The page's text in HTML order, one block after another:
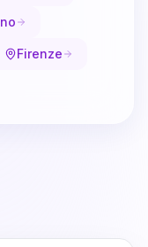
Firenze